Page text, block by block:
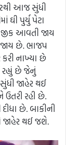
આજ સુંધી
ઘી પુર્યુ પેટા
આવતી જાય
જાય છે. ભાજપ
નાખ્યા છે
છે જેનું
જાહેર થઈ
ઉતરી રહી છે.
દીધા છે. બાકીની
જાહેર થઈ જશે.